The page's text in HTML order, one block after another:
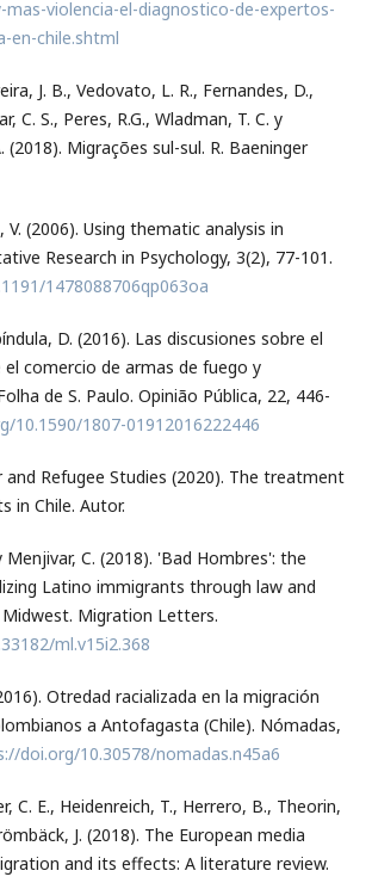
violencia-el-diagnostico-de-expertos-
en-chile.shtml
J. B., Vedovato, L. R., Fernandes, D.,
C. S., Peres, R.G., Wladman, T. C. y
(2018). Migrações sul-sul. R. Baeninger
V. (2006). Using thematic analysis in
Research in Psychology, 3(2), 77-101.
1478088706qp063oa
D. (2016). Las discusiones sobre el
comercio de armas de fuego y
de S. Paulo. Opinião Pública, 22, 446-
10.1590/1807-01912016222446
and Refugee Studies (2020). The treatment
in Chile. Autor.
Menjivar, C. (2018). 'Bad Hombres': the
Latino immigrants through law and
Migration Letters.
ml.v15i2.368
Otredad racializada en la migración
a Antofagasta (Chile). Nómadas,
doi.org/10.30578/nomadas.n45a6
C. E., Heidenreich, T., Herrero, B., Theorin,
J. (2018). The European media
and its effects: A literature review.